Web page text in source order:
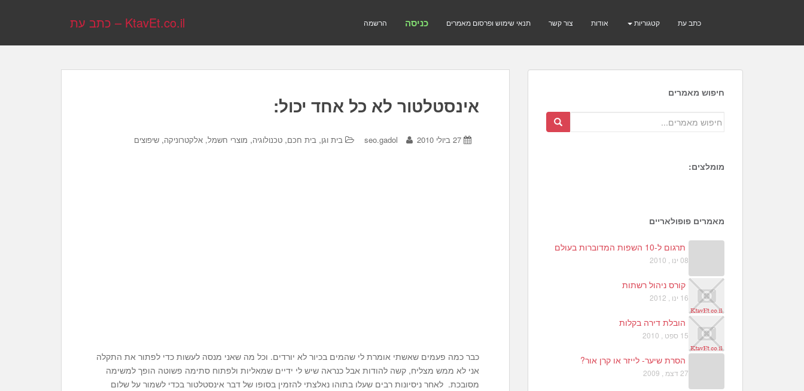
KtavEt.co.il – כתב עת הרשמה כניסה תנאי שימוש ופרסום מאמרים צור קשר אודות קטגוריות כתב עת
אינסטלטור לא כל אחד יכול:
27 ביולי 2010 seo.gadol בית וגן, בית חכם, טכנולוגיה, מוצרי חשמל, אלקטרוניקה, שיפוצים
כבר כמה פעמים שאשתי אומרת לי שהמים בכיור לא יורדים. וכל מה שאני מנסה לעשות כדי לפתור את התקלה
אני לא ממש מצליח, קשה להודות אבל כנראה שיש לי ידיים שמאליות ולפתוח סתימה פשוטה הופך למשימה
מסובכת. לאחר ניסיונות רבים שעלו בתוהו נאלצתי להזמין בסופו של דבר אינסטלטור בכדי לשמור על שלום
חיפוש מאמרים
מומלצים:
2
מאמרים פופולאריים
תרגום ל-10 השפות המדוברות בעולם
08 ינו , 2010
קורס ניהול רשתות
16 ינו , 2012
הובלת דירה בקלות
15 ספט , 2010
הסרת שיער- לייזר או קרן אור?
27 דצמ , 2009